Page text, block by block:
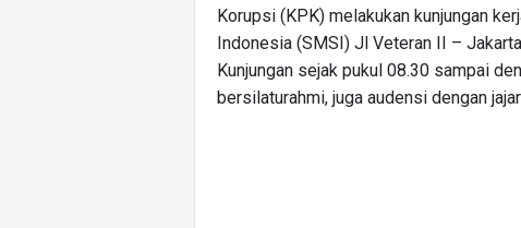
Korupsi (KPK) melakukan kunjungan
Indonesia (SMSI) Jl Veteran II –
Kunjungan sejak pukul 08.30 sampai
bersilaturahmi, juga audensi dengan